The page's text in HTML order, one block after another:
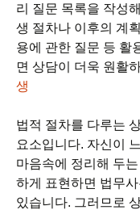
리 질문 목록을 작성
생 절차나 이후의 계
용에 관한 질문 등 활
면 상담이 더욱 원활
생
법적 절차를 다루는
요소입니다. 자신이
마음속에 정리해 두
하게 표현하면 법무
있습니다. 그러므로